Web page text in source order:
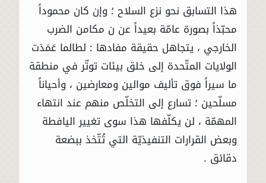
هذا التسابق نحو نزع السلاح ؛ وإن كان محموداً
محبّذاً بصورة عامّة بعيداً عن ن مكامن الضرب
الخارجي ، يتجاهل حقيقة مفادها : لطالما عَمَدَت
الولايات المتّحدة إلى خلق بيئات توتّر في منطقة
ما سيراً فوق تأليف موالين ومعارضين ، وأحياناً
مسلّحين ؛ تسارع إلى التخلّص منهم عند انتهاء
المهمّة ، لن يكلّفها هذا سوى تغيير اليافطة
وبعض القرارات التنفيذيّة التي تُتّخذ ببضعة
دقائق .